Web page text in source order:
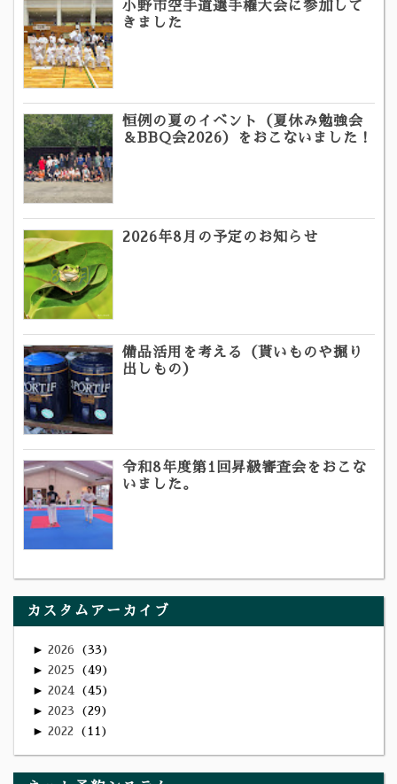
小野市空手道選手権大会に参加して
きました
恒例の夏のイベント（夏休み勉強会
＆BBQ会2026）をおこないました！
2026年8月の予定のお知らせ
備品活用を考える（貰いものや掘り
出しもの）
令和8年度第1回昇級審査会をおこな
いました。
カスタムアーカイブ
► 2026 33
► 2025 49
► 2024 45
► 2023 29
► 2022 11